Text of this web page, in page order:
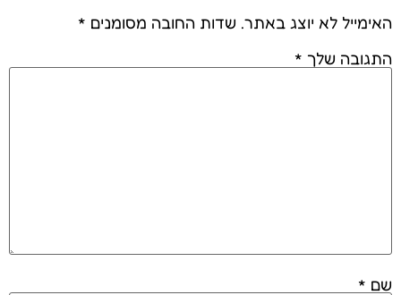
האימייל לא יוצג באתר. שדות החובה מסומנים *
התגובה שלך *
שם *